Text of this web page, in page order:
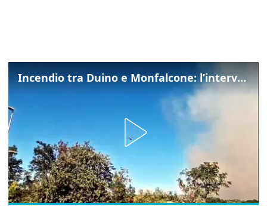
Incendio tra Duino e Monfalcone: l’intervento dei vigili del fuoco